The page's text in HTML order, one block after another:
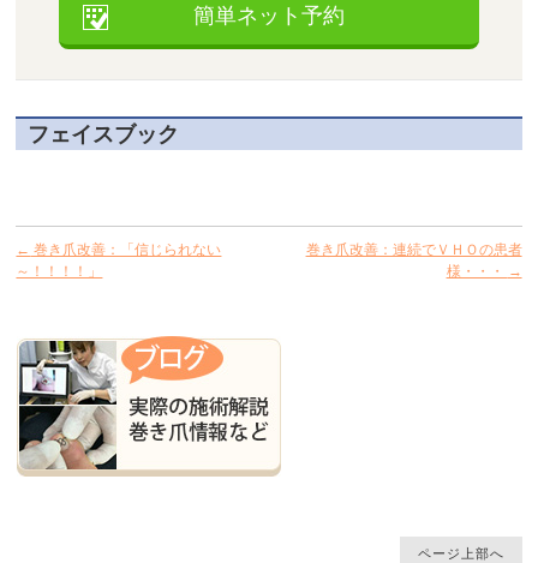
簡単ネット予約
フェイスブック
← 巻き爪改善：「信じられない
～！！！！」
巻き爪改善：連続でＶＨＯの患者
様・・・
→
ページ上部へ